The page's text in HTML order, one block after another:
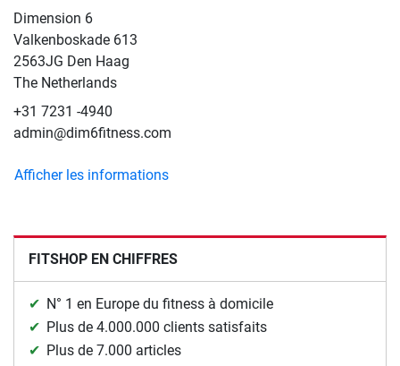
Dimension 6
Valkenboskade 613
2563JG Den Haag
The Netherlands
+31 7231 -4940
admin@dim6fitness.com
Afficher les informations
FITSHOP EN CHIFFRES
N° 1 en Europe du fitness à domicile
Plus de 4.000.000 clients satisfaits
Plus de 7.000 articles